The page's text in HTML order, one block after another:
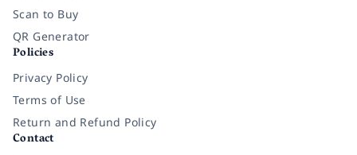
Scan to Buy
QR Generator
Policies
Privacy Policy
Terms of Use
Return and Refund Policy
Contact